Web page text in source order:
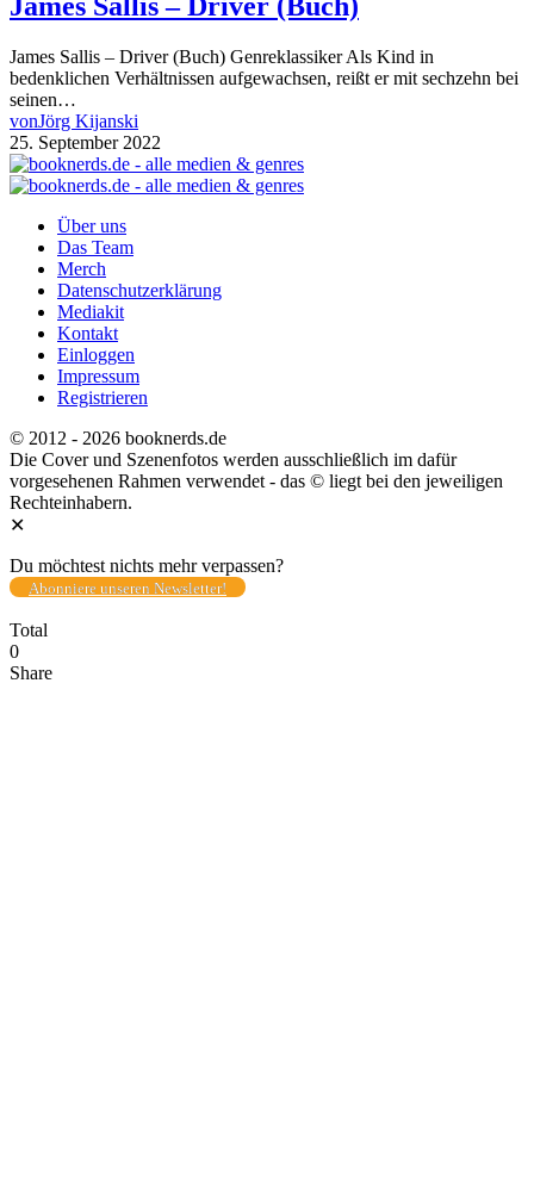
James Sallis – Driver (Buch) Genreklassiker Als Kind in
bedenklichen Verhältnissen aufgewachsen, reißt er mit sechzehn bei
seinen…
vonJörg Kijanski
25. September 2022
Über uns
Das Team
Merch
Datenschutzerklärung
Mediakit
Kontakt
Einloggen
Impressum
Registrieren
© 2012 - 2026 booknerds.de
Die Cover und Szenenfotos werden ausschließlich im dafür
vorgesehenen Rahmen verwendet - das © liegt bei den jeweiligen
Rechteinhabern.
✕
Du möchtest nichts mehr verpassen?
Abonniere unseren Newsletter!
Total
0
Share